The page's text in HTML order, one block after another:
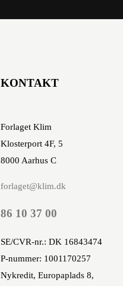
KONTAKT
Forlaget Klim
Klosterport 4F, 5
8000 Aarhus C
forlaget@klim.dk
86 10 37 00
SE/CVR-nr.: DK 16843474
P-nummer: 1001170257
Nykredit, Europaplads 8,